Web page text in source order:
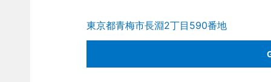
東京都青梅市長淵2丁目590番地